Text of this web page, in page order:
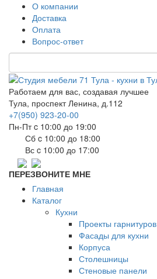
О компании
Доставка
Оплата
Вопрос-ответ
Работаем для вас, создавая лучшее
Тула, проспект Ленина, д.112
+7(950) 923-20-00
Пн-Пт c 10:00 до 19:00
Сб c 10:00 до 18:00
Вс c 10:00 до 17:00
ПЕРЕЗВОНИТЕ МНЕ
Главная
Каталог
Кухни
Проекты гарнитуров
Фасады для кухни
Корпуса
Столешницы
Стеновые панели